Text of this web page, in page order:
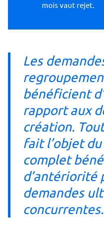
mois vaut rejet.
Les
bénéficient
rapport aux
création.
fait l’objet
complet
d’antériorité
demandes
concurrentes.